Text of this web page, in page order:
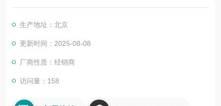
展及维护维修的重要组成部分。这些配件种类繁多，涵盖了功率
生产地址：北京
更新时间：2025-08-08
厂商性质：经销商
访问量：158